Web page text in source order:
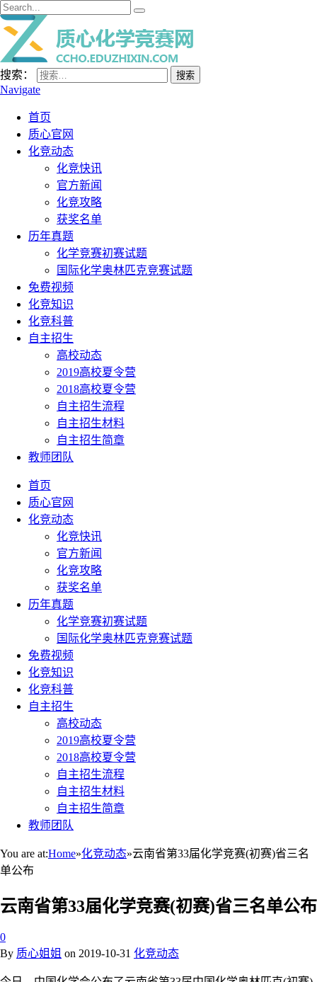
搜索：
Navigate
首页
质心官网
化竞动态
化竞快讯
官方新闻
化竞攻略
获奖名单
历年真题
化学竞赛初赛试题
国际化学奥林匹克竞赛试题
免费视频
化竞知识
化竞科普
自主招生
高校动态
2019高校夏令营
2018高校夏令营
自主招生流程
自主招生材料
自主招生简章
教师团队
首页
质心官网
化竞动态
化竞快讯
官方新闻
化竞攻略
获奖名单
历年真题
化学竞赛初赛试题
国际化学奥林匹克竞赛试题
免费视频
化竞知识
化竞科普
自主招生
高校动态
2019高校夏令营
2018高校夏令营
自主招生流程
自主招生材料
自主招生简章
教师团队
You are at:Home»化竞动态»云南省第33届化学竞赛(初赛)省三名
单公布
云南省第33届化学竞赛(初赛)省三名单公布
0
By 质心姐姐 on 2019-10-31 化竞动态